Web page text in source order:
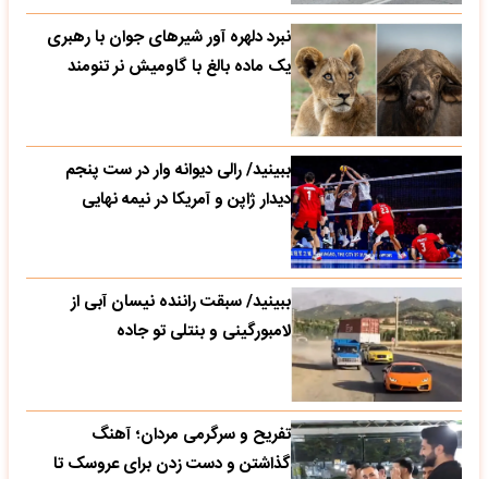
نبرد دلهره آور شیرهای جوان با رهبری
یک ماده بالغ با گاومیش نر تنومند
ببینید/ رالی دیوانه وار در ست پنجم
دیدار ژاپن و آمریکا در نیمه نهایی
ببینید/ سبقت راننده نیسان آبی از
لامبورگینی و بنتلی تو جاده
تفریح و سرگرمی مردان؛ آهنگ
گذاشتن و دست زدن برای عروسک تا